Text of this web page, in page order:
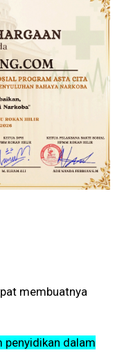
membuatnya
penyidikan dalam